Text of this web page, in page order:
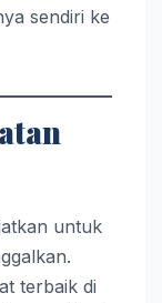
sendiri ke
untuk
terbaik di